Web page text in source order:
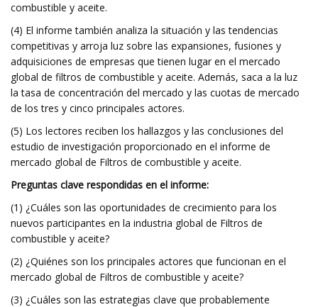
combustible y aceite.
(4) El informe también analiza la situación y las tendencias
competitivas y arroja luz sobre las expansiones, fusiones y
adquisiciones de empresas que tienen lugar en el mercado
global de filtros de combustible y aceite. Además, saca a la luz
la tasa de concentración del mercado y las cuotas de mercado
de los tres y cinco principales actores.
(5) Los lectores reciben los hallazgos y las conclusiones del
estudio de investigación proporcionado en el informe de
mercado global de Filtros de combustible y aceite.
Preguntas clave respondidas en el informe:
(1) ¿Cuáles son las oportunidades de crecimiento para los
nuevos participantes en la industria global de Filtros de
combustible y aceite?
(2) ¿Quiénes son los principales actores que funcionan en el
mercado global de Filtros de combustible y aceite?
(3) ¿Cuáles son las estrategias clave que probablemente